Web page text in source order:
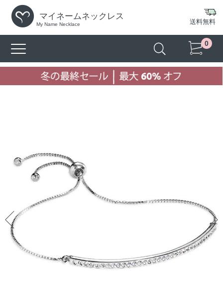
マイネームネックレス
My Name Necklace 送料無料
0